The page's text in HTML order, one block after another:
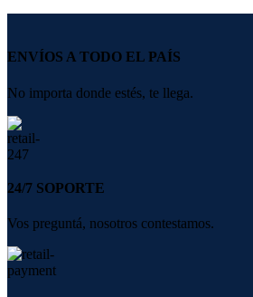
ENVÍOS A TODO EL PAÍS
No importa donde estés, te llega.
24/7 SOPORTE
Vos preguntá, nosotros contestamos.